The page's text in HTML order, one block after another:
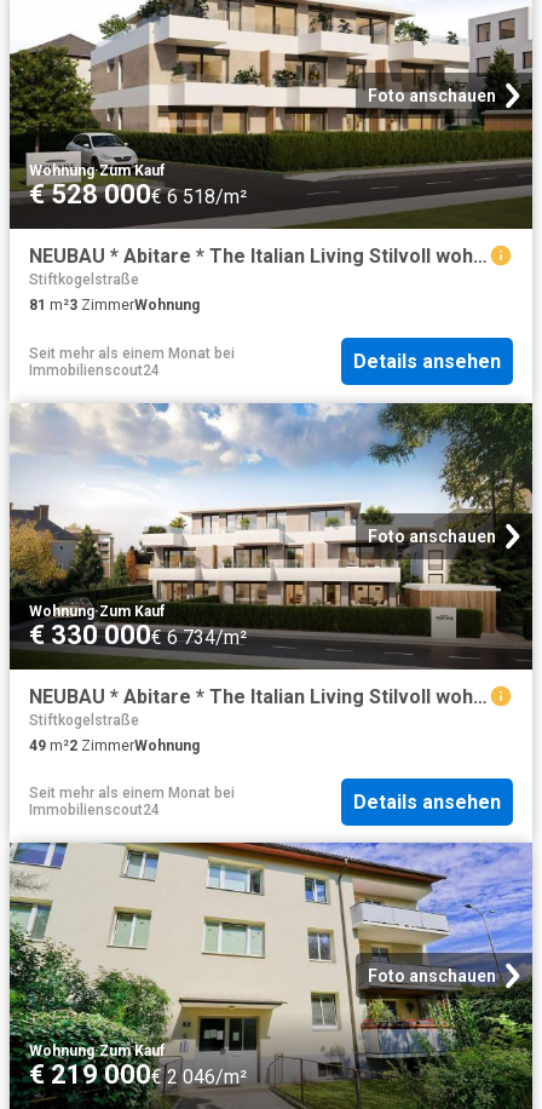
Foto anschauen
Wohnung·Zum Kauf
€ 528 000€ 6 518/m²
NEUBAU * Abitare * The Italian Living Stilvoll wohnen – urban, elegant, mediterran * Bezug: Sommer 2026
Stiftkogelstraße
81 m²3 ZimmerWohnung
Seit mehr als einem Monat bei
Immobilienscout24
Details ansehen
Foto anschauen
Wohnung·Zum Kauf
€ 330 000€ 6 734/m²
NEUBAU * Abitare * The Italian Living Stilvoll wohnen – urban, elegant, mediterran * Bezug: Sommer 2026
Stiftkogelstraße
49 m²2 ZimmerWohnung
Seit mehr als einem Monat bei
Immobilienscout24
Details ansehen
Foto anschauen
Wohnung·Zum Kauf
€ 219 000€ 2 046/m²